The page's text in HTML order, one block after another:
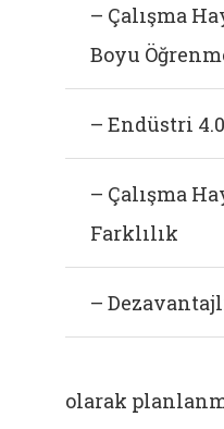
– Çalışma
Boyu
– Endüstri
– Çalışma
Farklılık
–
olarak